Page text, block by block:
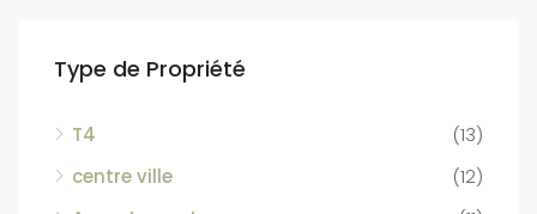
Type de Propriété
T4
(13)
centre ville
(12)